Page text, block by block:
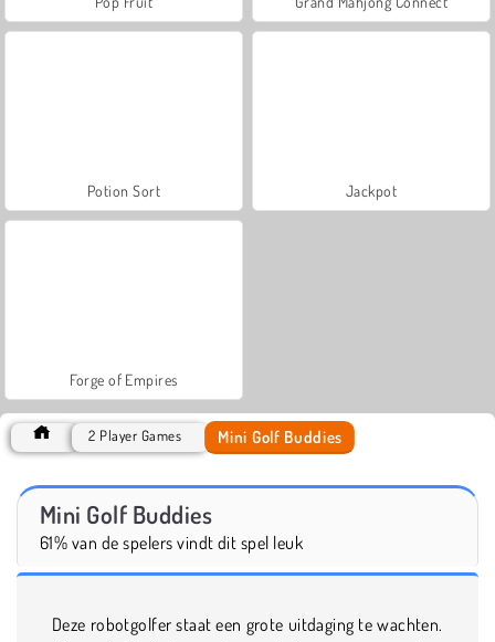
Potion Sort Jackpot
Forge of Empires
2 Player Games Mini Golf Buddies
Mini Golf Buddies
61% van de spelers vindt dit spel leuk
Deze robotgolfer staat een grote uitdaging te wachten.